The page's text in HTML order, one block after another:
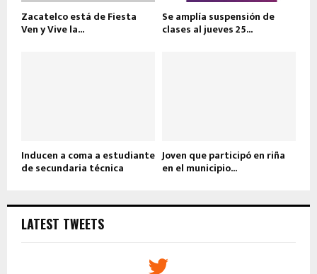
Zacatelco está de Fiesta
Ven y Vive la...
Se amplía suspensión de
clases al jueves 25...
Inducen a coma a estudiante
de secundaria técnica
Joven que participó en riña
en el municipio...
LATEST TWEETS